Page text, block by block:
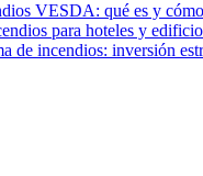
VESDA: qué es y
para hoteles y
de incendios: inversión